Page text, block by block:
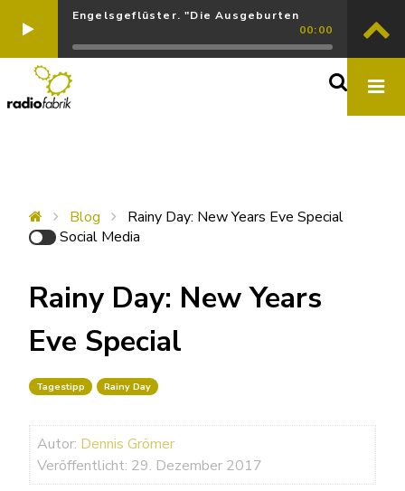
Engelsgeflüster. "Die Ausgeburten
00:00
Blog
Rainy Day: New Years Eve Special
Social Media
Rainy Day: New Years
Eve Special
Tagestipp Rainy Day
Autor: Dennis Grömer
Veröffentlicht: 29. Dezember 2017